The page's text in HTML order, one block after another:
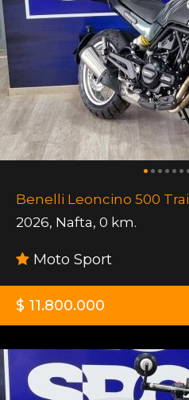
Benelli Leoncino 500 Trail
2026, Nafta, 0 km.
Moto Sport
$ 11.800.000